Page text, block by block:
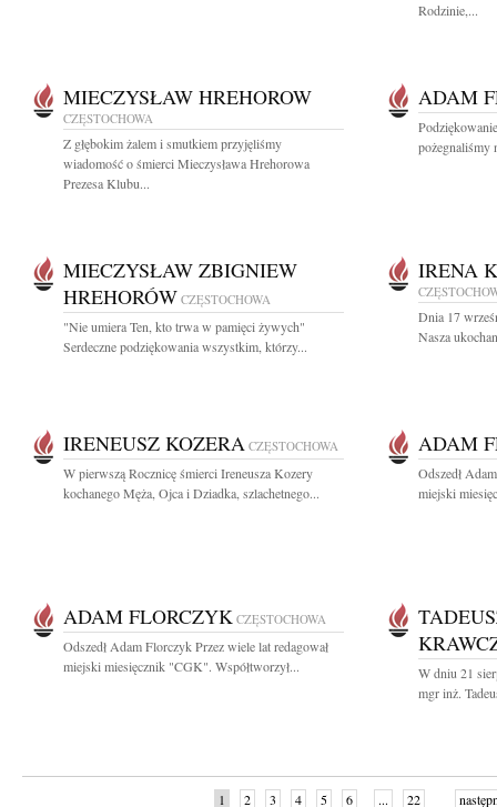
Rodzinie,...
MIECZYSŁAW HREHOROW
CZĘSTOCHOWA
Z głębokim żalem i smutkiem przyjęliśmy
wiadomość o śmierci Mieczysława Hrehorowa
Prezesa Klubu...
ADAM
pożegnaliśmy
MIECZYSŁAW ZBIGNIEW
HREHORÓW CZĘSTOCHOWA
"Nie umiera Ten, kto trwa w pamięci żywych"
Serdeczne podziękowania wszystkim, którzy...
IRENA
Dnia 17
Nasza
IRENEUSZ KOZERA CZĘSTOCHOWA
W pierwszą Rocznicę śmierci Ireneusza Kozery
kochanego Męża, Ojca i Dziadka, szlachetnego...
ADAM
Odszedł
miejski
ADAM FLORCZYK CZĘSTOCHOWA
Odszedł Adam Florczyk Przez wiele lat redagował
miejski miesięcznik "CGK". Współtworzył...
W dniu 21
mgr inż.
1 2 3 4 5 6 ... 22